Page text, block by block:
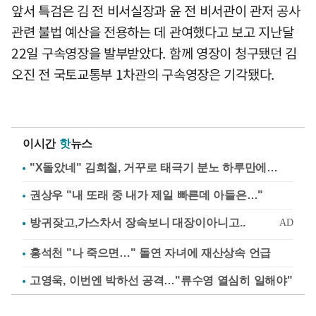
앞서 특검은 김 전 비서실장과 윤 전 비서관이 관저 공사
관련 불법 예산을 전용하는 데 관여했다고 보고 지난달
22일 구속영장을 발부받았다. 함께 영장이 청구됐던 김
오진 전 국토교통부 1차관의 구속영장은 기각됐다.
이시간 핫뉴스
"X돌았네" 김희철, 거꾸로 태극기 분노 하루만에…
권상우 "내 또래 중 내가 제일 빠른데 아들은…"
홍석천 "나 죽으면…" 돌연 자녀에 재산상속 언급
고영욱, 이번엔 박하선 공격…"류수영 열심히 일해야"